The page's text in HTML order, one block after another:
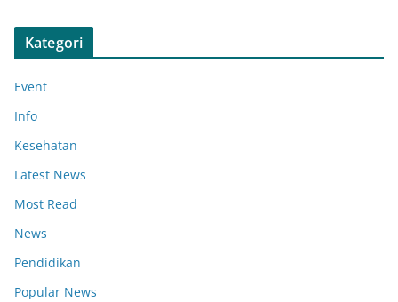
Kategori
Event
Info
Kesehatan
Latest News
Most Read
News
Pendidikan
Popular News